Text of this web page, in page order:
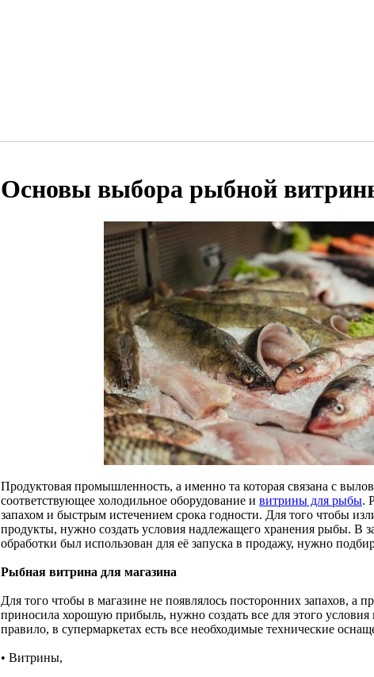
Основы выбора рыбной
Продуктовая промышленность, а именно та которая связана с
соответствующее холодильное оборудование и витрины для рыбы.
запахом и быстрым истечением срока годности. Для того чтобы
продукты, нужно создать условия надлежащего хранения рыбы. В
обработки был использован для её запуска в продажу, нужно
Рыбная витрина для магазина
Для того чтобы в магазине не появлялось посторонних запахов, а
приносила хорошую прибыль, нужно создать все для этого
правило, в супермаркетах есть все необходимые технические
• Витрины,